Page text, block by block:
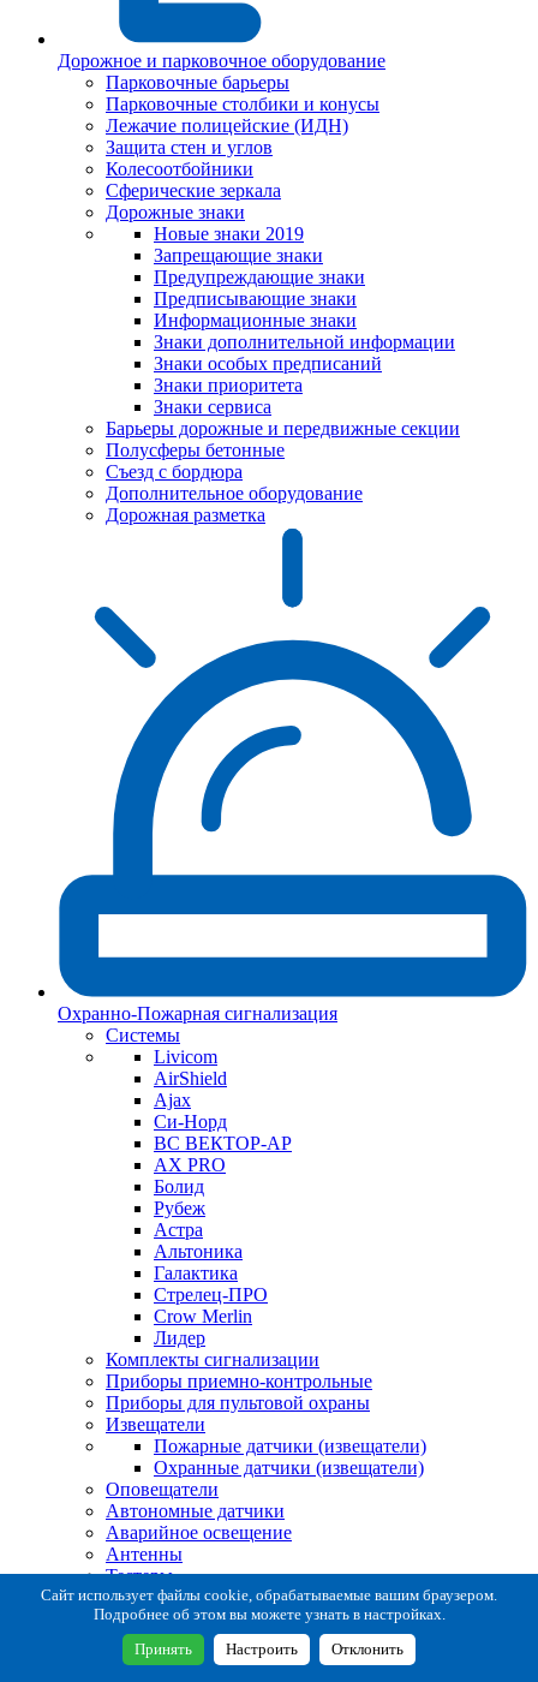
Дорожное и парковочное оборудование
Парковочные барьеры
Парковочные столбики и конусы
Лежачие полицейские (ИДН)
Защита стен и углов
Колесоотбойники
Сферические зеркала
Дорожные знаки
Новые знаки 2019
Запрещающие знаки
Предупреждающие знаки
Предписывающие знаки
Информационные знаки
Знаки дополнительной информации
Знаки особых предписаний
Знаки приоритета
Знаки сервиса
Барьеры дорожные и передвижные секции
Полусферы бетонные
Съезд с бордюра
Дополнительное оборудование
Дорожная разметка
Охранно-Пожарная сигнализация
Системы
Livicom
AirShield
Ajax
Си-Норд
ВС ВЕКТОР-АР
AX PRO
Болид
Рубеж
Астра
Альтоника
Галактика
Стрелец-ПРО
Crow Merlin
Лидер
Комплекты сигнализации
Приборы приемно-контрольные
Приборы для пультовой охраны
Извещатели
Пожарные датчики (извещатели)
Охранные датчики (извещатели)
Оповещатели
Автономные датчики
Аварийное освещение
Антенны
Тестеры
Система сбора извещений
Расходные и монтажные материалы
Коробки коммутационные
Кронштейны для извещателей
Сайт использует файлы cookie, обрабатываемые вашим браузером.
Подробнее об этом вы можете узнать в настройках.
Принять Настроить Отклонить